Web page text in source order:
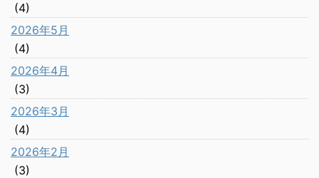
(4)
2026年5月
(4)
2026年4月
(3)
2026年3月
(4)
2026年2月
(3)